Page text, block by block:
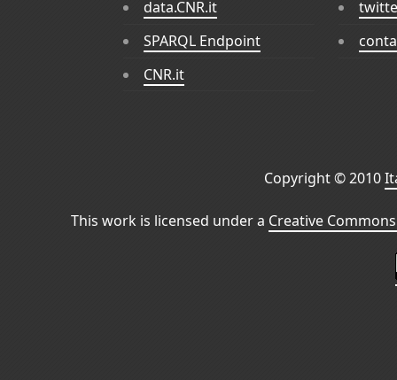
data.CNR.it
SPARQL Endpoint
CNR.it
Copyright © 2010
This work is licensed under a Creative